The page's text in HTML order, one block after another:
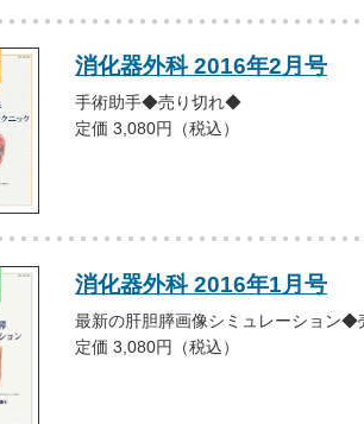
消化器外科 2016年2月号
手術助手◆売り切れ◆
定価 3,080円（税込）
消化器外科 2016年1月号
最新の肝胆膵画像シミュレーション
定価 3,080円（税込）